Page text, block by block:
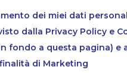
dei miei dati
dalla Privacy Policy e
fondo a questa pagina) e
di Marketing